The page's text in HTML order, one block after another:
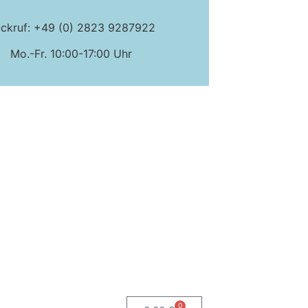
+49 (0) 2823 9287922
Mo.-Fr. 10:00-17:00 Uhr
0